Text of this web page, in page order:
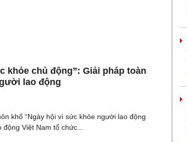
khỏe chủ động”: Giải pháp toàn
lao động
khổ “Ngày hội vì sức khỏe người lao động
Việt Nam tổ chức...